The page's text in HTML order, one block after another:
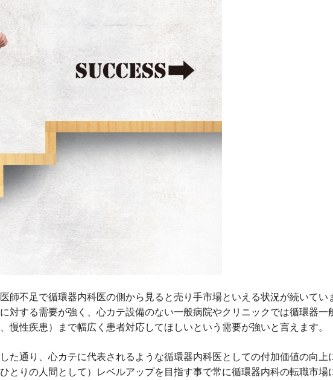
師不足で循環器内科医の側から見ると売り手市場といえる状況が続いてい
対する需要が強く、心カテ設備のない一般病院やクリニックでは循環器一
慢性疾患）まで幅広く患者対応してほしいという需要が強いと言えます。
た通り、心カテに代表されるような循環器内科医としての付加価値の向上
とりの人間として）レベルアップを目指す事で常に循環器内科の転職市場